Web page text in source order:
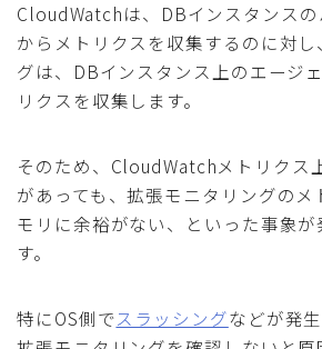
CloudWatchは、DBインスタンス
からメトリクスを収集するのに対
グは、DBインスタンス上のエージ
リクスを収集します。
そのため、CloudWatchメトリクス
があっても、拡張モニタリングのメ
モリに余裕がない、といった事象が
す。
特にOS側でスラッシングなどが発